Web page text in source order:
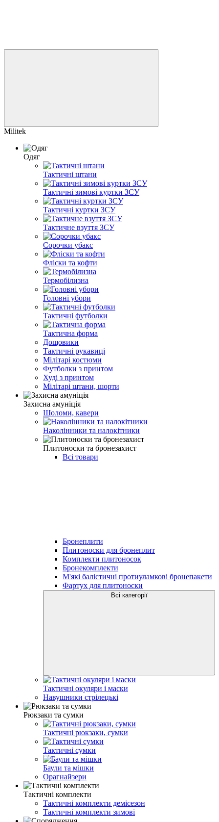
Militek
Одяг
Тактичні штани
Тактичні зимові куртки ЗСУ
Тактичні куртки ЗСУ
Тактичне взуття ЗСУ
Сорочки убакс
Фліски та кофти
Термобілизна
Головні убори
Тактичні футболки
Тактична форма
Дощовики
Тактичні рукавиці
Мілітарі костюми
Футболки з принтом
Худі з принтом
Мілітарі штани, шорти
Захисна амуніція
Шоломи, кавери
Наколінники та налокітники
Плитоноски та бронезахист
Всі товари
Бронеплити
Плитоноски для бронеплит
Комплекти плитоносок
Бронекомплекти
М'які балістичні протиуламкові бронепакети
Фартух для плитоноски
Всі категорії
Тактичні окуляри і маски
Навушники стрілецькі
Рюкзаки та сумки
Тактичні рюкзаки, сумки
Тактичні сумки
Баули та мішки
Орагнайзери
Тактичні комплекти
Тактичні комплекти демісезон
Тактичні комплекти зимові